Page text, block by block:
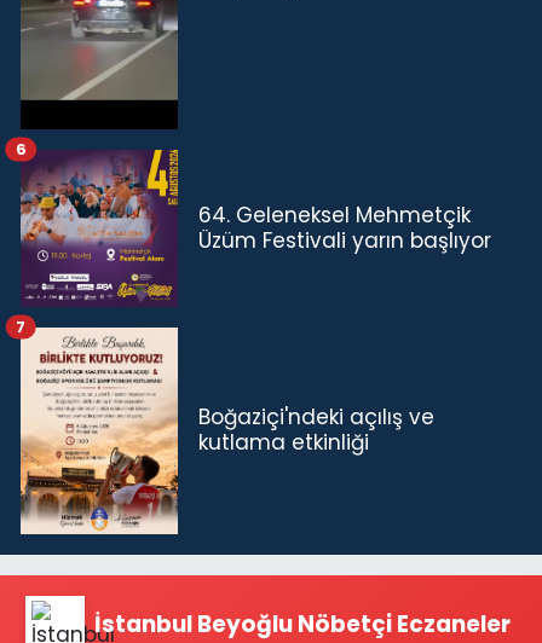
64. Geleneksel Mehmetçik
Üzüm Festivali yarın başlıyor
6
Boğaziçi'ndeki açılış ve
kutlama etkinliği
7
İstanbul Beyoğlu Nöbetçi Eczaneler